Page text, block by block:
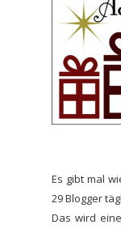
Es gibt mal
29 Blogger
Das wird